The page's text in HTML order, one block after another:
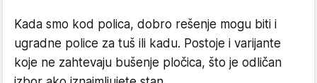
Kada smo kod polica, dobro rešenje mogu biti i
ugradne police za tuš ili kadu. Postoje i varijante
koje ne zahtevaju bušenje pločica, što je odličan